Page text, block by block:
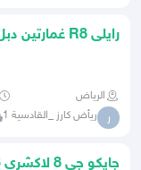
رايلى R8 غمارتين دبل 2026 (اصفار)
الرياض
ر ريأض كارز _القادسية 1
جايكو جي 8 لاكشري 2026 اقل سعر